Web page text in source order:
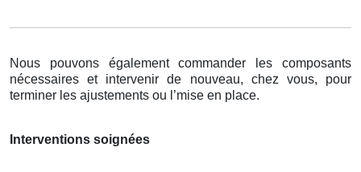
Nous pouvons également commander les composants
nécessaires et intervenir de nouveau, chez vous, pour
terminer les ajustements ou l’mise en place.
Interventions soignées